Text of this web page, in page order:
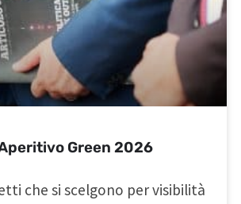
Green 2026
che si scelgono per visibilità